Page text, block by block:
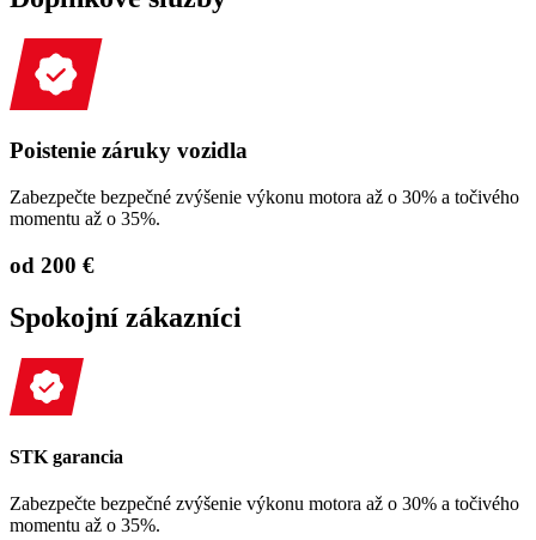
Poistenie záruky vozidla
Zabezpečte bezpečné zvýšenie výkonu motora až o 30% a točivého
momentu až o 35%.
od 200 €
Spokojní zákazníci
STK garancia
Zabezpečte bezpečné zvýšenie výkonu motora až o 30% a točivého
momentu až o 35%.